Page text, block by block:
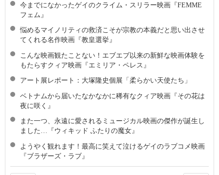
今までになかったゲイのクライム・スリラー映画『FEMME
フェム』
悩めるマイノリティの救済こそが宗教の本義だと思い出させ
てくれる名作映画『教皇選挙』
こんな映画観たことない！エブエブ以来の新鮮な映画体験を
もたらすクィア映画『エミリア・ペレス』
アート展レポート：大塚隆史個展​「柔らかい天使たち」
ベトナムから届いたなかなかに稀有なクィア映画『その花は
夜に咲く』
また一つ、永遠に愛されるミュージカル映画の傑作が誕生し
ました…『ウィキッド ふたりの魔女』
ようやく観れます！最高に笑えて泣けるゲイのラブコメ映画
『ブラザーズ・ラブ』